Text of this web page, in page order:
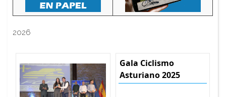
2026
Gala Ciclismo
Asturiano 2025